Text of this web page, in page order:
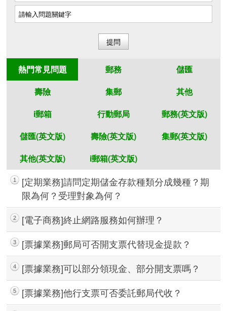
快速查詢
熱門常見問題 郵務
儲匯
壽險
集郵
其他
i郵箱
行動郵局
郵務(英文版)
儲匯(英文版)
壽險(英文版)
集郵(英文版)
其他(英文版)
i郵箱(英文版)
1
[定期業務]請問定期儲金存款種類分成幾種？期
限為何？受理對象為何？
2 [電子商務]終止網路服務如何辦理？
3 [票據業務]郵局可否開支票代替現金提款？
4 [票據業務]可以部分領現金、部分開支票嗎？
5
[票據業務]他行支票可否委託郵局代收？